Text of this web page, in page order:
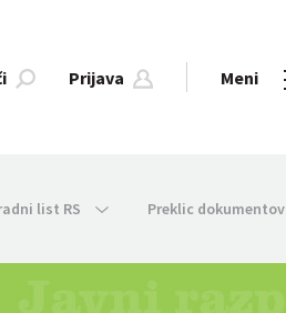
Prijava Meni
list RS Preklic dokumentov